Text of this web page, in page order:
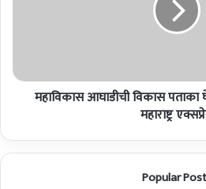
अ
म
ची
प
महाविकास आघाडीची विकास
महाराष्ट्र
Popular